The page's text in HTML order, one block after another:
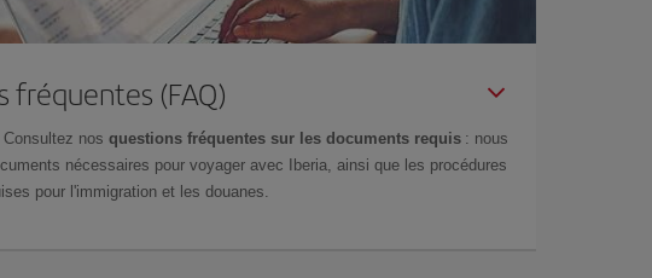
fréquentes (FAQ)
nos questions fréquentes sur les documents requis : nous
nécessaires pour voyager avec Iberia, ainsi que les procédures
pour l'immigration et les douanes.